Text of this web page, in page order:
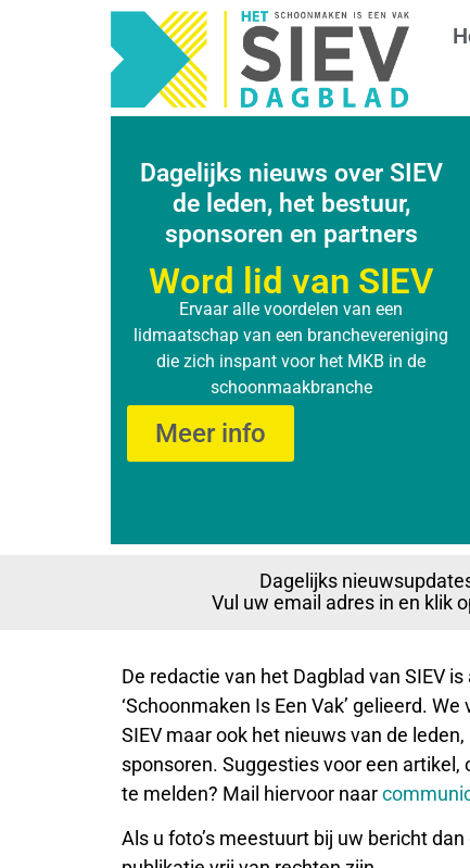
Dagelijks nieuws over SIEV
de leden, het bestuur,
sponsoren en partners
Word lid van SIEV
Ervaar alle voordelen van een
lidmaatschap van een branchevereniging
die zich inspant voor het MKB in de
schoonmaakbranche
Meer info
Dagelijks
Vul uw email adres in en klik
De redactie van het Dagblad van SIEV
‘Schoonmaken Is Een Vak’ gelieerd.
SIEV maar ook het nieuws van de
sponsoren. Suggesties voor een
te melden? Mail hiervoor naar
Als u foto’s meestuurt bij uw bericht